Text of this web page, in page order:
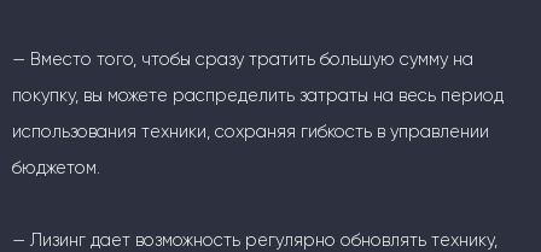
— Вместо того, чтобы сразу тратить большую сумму на
покупку, вы можете распределить затраты на весь период
использования техники, сохраняя гибкость в управлении
бюджетом.
— Лизинг дает возможность регулярно обновлять технику,